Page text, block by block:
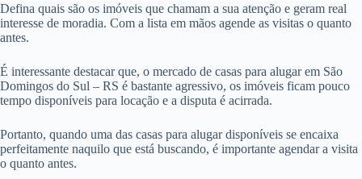
Defina quais são os imóveis que chamam a sua atenção e geram real
interesse de moradia. Com a lista em mãos agende as visitas o quanto
antes.
É interessante destacar que, o mercado de casas para alugar em São
Domingos do Sul – RS é bastante agressivo, os imóveis ficam pouco
tempo disponíveis para locação e a disputa é acirrada.
Portanto, quando uma das casas para alugar disponíveis se encaixa
perfeitamente naquilo que está buscando, é importante agendar a visita
o quanto antes.